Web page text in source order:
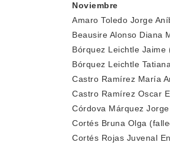
Noviembre
Amaro Toledo Jorge
Beausire Alonso Diana
Bórquez Leichtle
Bórquez Leichtle
Castro Ramírez María
Castro Ramírez Oscar
Córdova Márquez
Cortés Bruna Olga
Cortés Rojas Juvenal